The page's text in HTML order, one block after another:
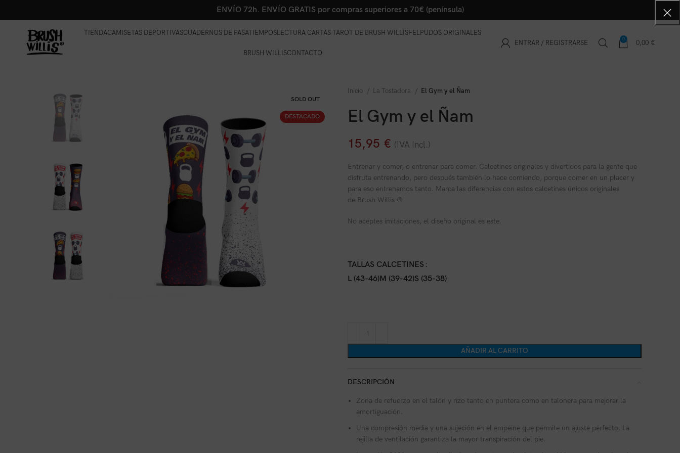
ENVÍO 72h. ENVÍO GRATIS por compras superiores a 70€ (península)
TIENDACAMISETAS DEPORTIVASCUADERNOS DE PASATIEMPOSLECTURA CARTAS TAROT DE BRUSH WILLISFELPUDOS ORIGINALES
BRUSH WILLISCONTACTO
ENTRAR / REGISTRARSE 0 0,00 €
SOLD OUT
DESTACADO
Inicio La Tostadora El Gym y el Ñam
El Gym y el Ñam
15,95 € (IVA Incl.)
Entrenar y comer, o entrenar para comer. Calcetines originales y divertidos para la gente que
disfruta entrenando, pero después también lo hace comiendo, porque comer en un placer y
para eso entrenamos tanto. Marca las diferencias con estos calcetines únicos originales
de Brush Willis ®
No aceptes imitaciones, el diseño original es este.
TALLAS CALCETINES
L (43-46)M (39-42)S (35-38)
AÑADIR AL CARRITO
DESCRIPCIÓN
Zona de refuerzo en el talón y rizo tanto en puntera como en talonera para mejorar la
amortiguación.
Una compresión media y una sujeción en el empeine que permite un ajuste perfecto. La
rejilla de ventilación garantiza la mayor transpiración del pie.